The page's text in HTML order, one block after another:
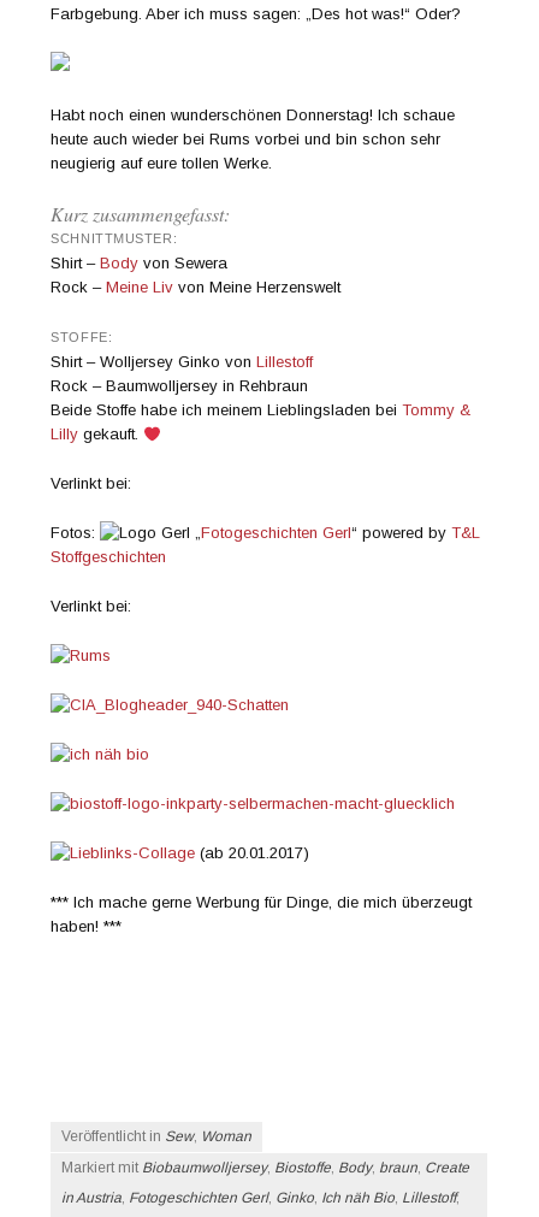
Farbgebung. Aber ich muss sagen: „Des hot was!“ Oder?
Habt noch einen wunderschönen Donnerstag! Ich schaue
heute auch wieder bei Rums vorbei und bin schon sehr
neugierig auf eure tollen Werke.
Kurz zusammengefasst:
SCHNITTMUSTER:
Shirt –Body von Sewera
Rock –Meine Liv von Meine Herzenswelt
STOFFE:
Shirt – Wolljersey Ginko vonLillestoff
Rock – Baumwolljersey in Rehbraun
Beide Stoffe habe ich meinem Lieblingsladen beiTommy &
Lilly gekauft.
Verlinkt bei:
Fotos: „Fotogeschichten Gerl“ powered byT&L
Stoffgeschichten
Verlinkt bei:
(ab 20.01.2017)
*** Ich mache gerne Werbung für Dinge, die mich überzeugt
haben! ***
Veröffentlicht in Sew, Woman
Markiert mit Biobaumwolljersey, Biostoffe Body, braun Create
in Austria Fotogeschichten Gerl, Ginko Ich näh Bio Lillestoff,